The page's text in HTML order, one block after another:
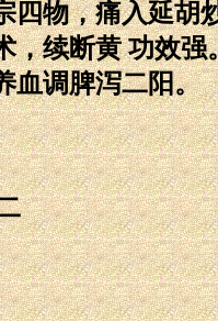
四物，痛入延胡
，续断黄 功效强
血调脾泻二阳。